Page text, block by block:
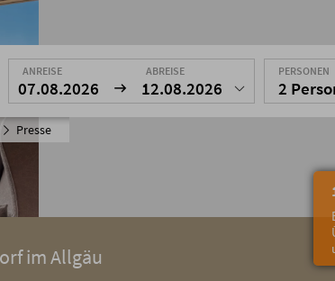
Presse
ANREISE
07.08.2026
ABREISE
12.08.2026
PERSONEN
2
im Allgäu